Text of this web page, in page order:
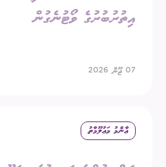
އިތުރުބުރުގެ ވޯޓުނެގުން
07 ޖޫން 2026
ޢާންމު މަޢުލޫމާތު